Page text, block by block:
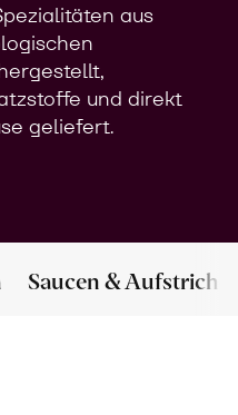
aus
und direkt
geliefert.
Saucen & Aufstriche